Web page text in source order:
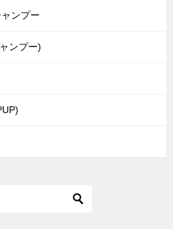
ンプー
ンプー)